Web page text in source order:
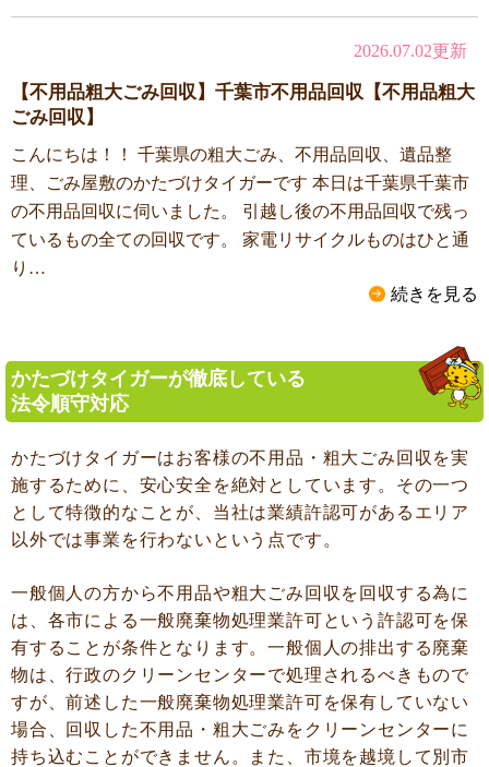
2026.07.02更新
【不用品粗大ごみ回収】千葉市不用品回収【不用品粗大
ごみ回収】
こんにちは！！ 千葉県の粗大ごみ、不用品回収、遺品整
理、ごみ屋敷のかたづけタイガーです 本日は千葉県千葉市
の不用品回収に伺いました。 引越し後の不用品回収で残っ
ているもの全ての回収です。 家電リサイクルものはひと通
り…
続きを見る
かたづけタイガーが徹底している
法令順守対応
かたづけタイガーはお客様の不用品・粗大ごみ回収を実
施するために、安心安全を絶対としています。その一つ
として特徴的なことが、当社は業績許認可があるエリア
以外では事業を行わないという点です。
一般個人の方から不用品や粗大ごみ回収を回収する為に
は、各市による一般廃棄物処理業許可という許認可を保
有することが条件となります。一般個人の排出する廃棄
物は、行政のクリーンセンターで処理されるべきもので
すが、前述した一般廃棄物処理業許可を保有していない
場合、回収した不用品・粗大ごみをクリーンセンターに
持ち込むことができません。また、市境を越境して別市